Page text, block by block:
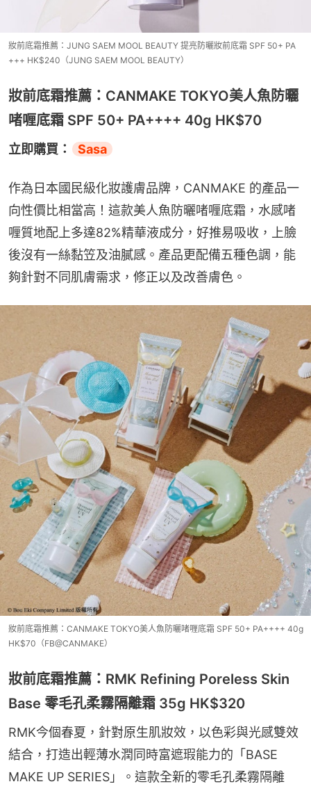
妝前底霜推薦：JUNG SAEM MOOL BEAUTY 提亮防曬妝前底霜 SPF 50+ PA
+++ HK$240（JUNG SAEM MOOL BEAUTY）
妝前底霜推薦：CANMAKE TOKYO美人魚防曬
啫喱底霜 SPF 50+ PA++++ 40g HK$70
立即購買： Sasa
作為日本國民級化妝護膚品牌，CANMAKE 的產品一
向性價比相當高！這款美人魚防曬啫喱底霜，水感啫
喱質地配上多達82%精華液成分，好推易吸收，上臉
後沒有一絲黏笠及油膩感。產品更配備五種色調，能
夠針對不同肌膚需求，修正以及改善膚色。
妝前底霜推薦：CANMAKE TOKYO美人魚防曬啫喱底霜 SPF 50+ PA++++ 40g
HK$70（FB@CANMAKE）
妝前底霜推薦：RMK Refining Poreless Skin
Base 零毛孔柔霧隔離霜 35g HK$320
RMK今個春夏，針對原生肌妝效，以色彩與光感雙效
結合，打造出輕薄水潤同時富遮瑕能力的「BASE
MAKE UP SERIES」。這款全新的零毛孔柔霧隔離